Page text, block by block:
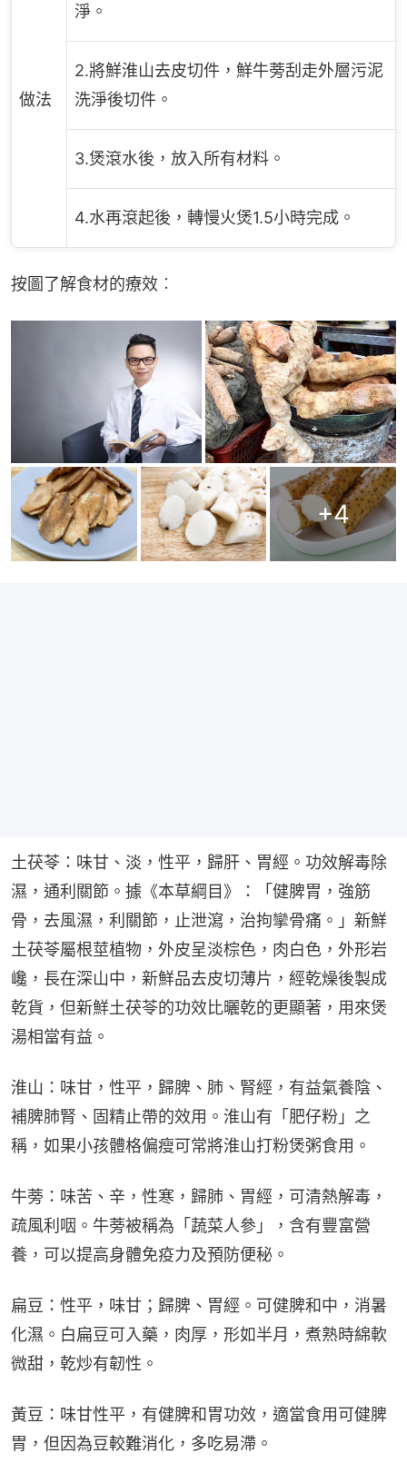
做法
淨。
2.將鮮淮山去皮切件，鮮牛蒡刮走外層污泥
洗淨後切件。
3.煲滾水後，放入所有材料。
4.水再滾起後，轉慢火煲1.5小時完成。
按圖了解食材的療效︰
+4
土茯苓：味甘、淡，性平，歸肝、胃經。功效解毒除
濕，通利關節。據《本草綱目》：「健脾胃，強筋
骨，去風濕，利關節，止泄瀉，治拘攣骨痛。」新鮮
土茯苓屬根莖植物，外皮呈淡棕色，肉白色，外形岩
巉，長在深山中，新鮮品去皮切薄片，經乾燥後製成
乾貨，但新鮮土茯苓的功效比曬乾的更顯著，用來煲
湯相當有益。
淮山：味甘，性平，歸脾、肺、腎經，有益氣養陰、
補脾肺腎、固精止帶的效用。淮山有「肥仔粉」之
稱，如果小孩體格偏瘦可常將淮山打粉煲粥食用。
牛蒡：味苦、辛，性寒，歸肺、胃經，可清熱解毒，
疏風利咽。牛蒡被稱為「蔬菜人參」，含有豐富營
養，可以提高身體免疫力及預防便秘。
扁豆：性平，味甘；歸脾、胃經。可健脾和中，消暑
化濕。白扁豆可入藥，肉厚，形如半月，煮熟時綿軟
微甜，乾炒有韌性。
黃豆：味甘性平，有健脾和胃功效，適當食用可健脾
胃，但因為豆較難消化，多吃易滯。